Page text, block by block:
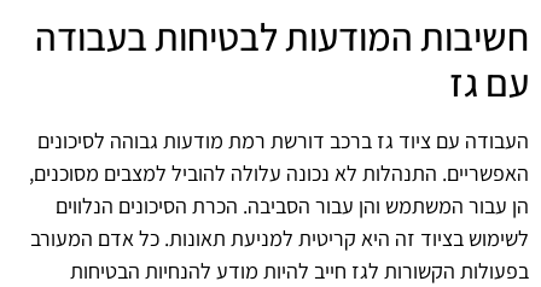
חשיבות המודעות לבטיחות בעבודה
עם גז
העבודה עם ציוד גז ברכב דורשת רמת מודעות גבוהה לסיכונים
האפשריים. התנהלות לא נכונה עלולה להוביל למצבים מסוכנים,
הן עבור המשתמש והן עבור הסביבה. הכרת הסיכונים הנלווים
לשימוש בציוד זה היא קריטית למניעת תאונות. כל אדם המעורב
בפעולות הקשורות לגז חייב להיות מודע להנחיות הבטיחות